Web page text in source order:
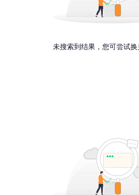
未搜索到结果，您可尝试